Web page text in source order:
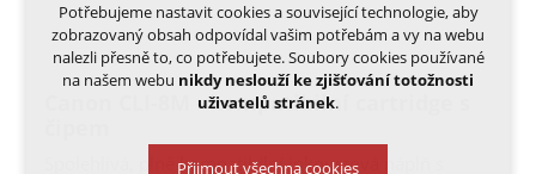
Canon CLI-8M - kompatibilní cartridge s
Spolehlivá, plně kompatibilní inkoustová náplň s
Potřebujeme nastavit cookies a související technologie, aby
zobrazovaný obsah odpovídal vašim potřebám a vy na webu
nalezli přesně to, co potřebujete. Soubory cookies používané
na našem webu nikdy neslouží ke zjišťování totožnosti
uživatelů stránek.
Přijmout všechna cookies